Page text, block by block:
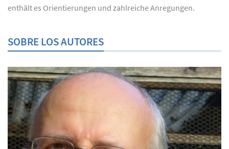
enthält es Orientierungen und zahlreiche Anregungen.
SOBRE LOS AUTORES